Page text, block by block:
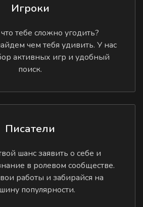
Игроки
тебе сложно угодить?
чем тебя удивить. У нас
активных игр и удобный
поиск.
Писатели
шанс заявить о себе и
в ролевом сообществе.
работы и забирайся на
популярности.